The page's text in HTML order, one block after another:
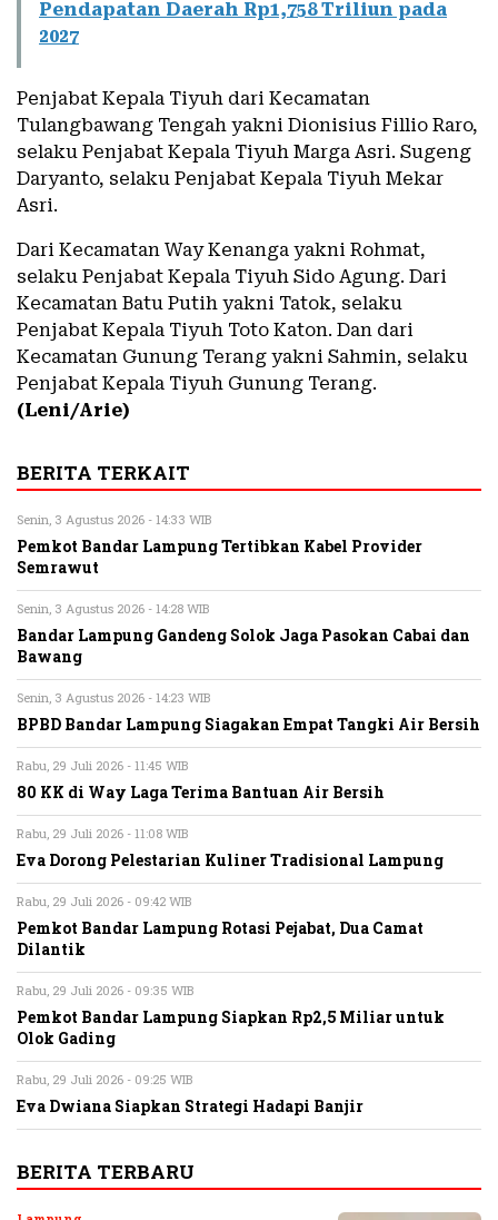
Pendapatan Daerah Rp1,758 Triliun pada
2027
Penjabat Kepala Tiyuh dari Kecamatan
Tulangbawang Tengah yakni Dionisius Fillio Raro,
selaku Penjabat Kepala Tiyuh Marga Asri. Sugeng
Daryanto, selaku Penjabat Kepala Tiyuh Mekar
Asri.
Dari Kecamatan Way Kenanga yakni Rohmat,
selaku Penjabat Kepala Tiyuh Sido Agung. Dari
Kecamatan Batu Putih yakni Tatok, selaku
Penjabat Kepala Tiyuh Toto Katon. Dan dari
Kecamatan Gunung Terang yakni Sahmin, selaku
Penjabat Kepala Tiyuh Gunung Terang.
(Leni/Arie)
BERITA TERKAIT
Senin, 3 Agustus 2026 - 14:33 WIB
Pemkot Bandar Lampung Tertibkan Kabel Provider
Semrawut
Senin, 3 Agustus 2026 - 14:28 WIB
Bandar Lampung Gandeng Solok Jaga Pasokan Cabai dan
Bawang
Senin, 3 Agustus 2026 - 14:23 WIB
BPBD Bandar Lampung Siagakan Empat Tangki Air Bersih
Rabu, 29 Juli 2026 - 11:45 WIB
80 KK di Way Laga Terima Bantuan Air Bersih
Rabu, 29 Juli 2026 - 11:08 WIB
Eva Dorong Pelestarian Kuliner Tradisional Lampung
Rabu, 29 Juli 2026 - 09:42 WIB
Pemkot Bandar Lampung Rotasi Pejabat, Dua Camat
Dilantik
Rabu, 29 Juli 2026 - 09:35 WIB
Pemkot Bandar Lampung Siapkan Rp2,5 Miliar untuk
Olok Gading
Rabu, 29 Juli 2026 - 09:25 WIB
Eva Dwiana Siapkan Strategi Hadapi Banjir
BERITA TERBARU